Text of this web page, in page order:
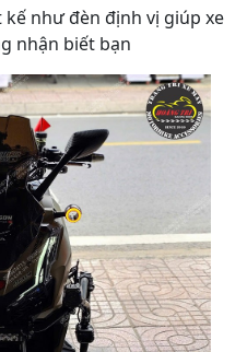
như đèn định vị giúp xe
nhận biết bạn